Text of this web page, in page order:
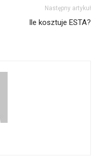
Następny artykuł
Ile kosztuje ESTA?